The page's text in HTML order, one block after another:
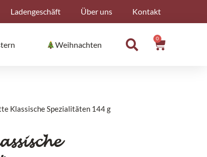
Ladengeschäft Über uns Kontakt
Weihnachten
0
Klassische Spezialitäten 144 g